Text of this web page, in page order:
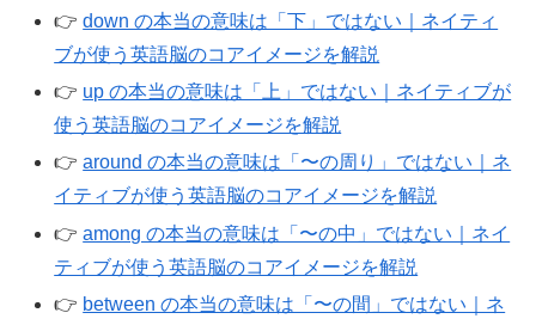
👉️down の本当の意味は「下」ではない｜ネイティ
ブが使う英語脳のコアイメージを解説
👉️ up の本当の意味は「上」ではない｜ネイティブが
使う英語脳のコアイメージを解説
👉️around の本当の意味は「〜の周り」ではない｜ネ
イティブが使う英語脳のコアイメージを解説
👉️among の本当の意味は「〜の中」ではない｜ネイ
ティブが使う英語脳のコアイメージを解説
👉️ between の本当の意味は「〜の間」ではない｜ネ